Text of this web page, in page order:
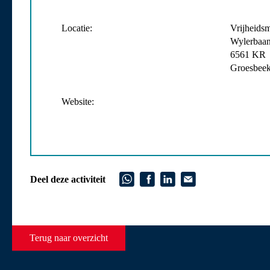
Locatie:
6561 KR
Website:
Deel deze activiteit
Terug naar overzicht